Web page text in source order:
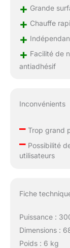
+ Grande
+ Chauffe
+
+ Facilité de
antiadhésif
Inconvénients
–Trop grand
–Possibilité
utilisateurs
Fiche
Puissance :
Dimensions :
Poids : 6 kg